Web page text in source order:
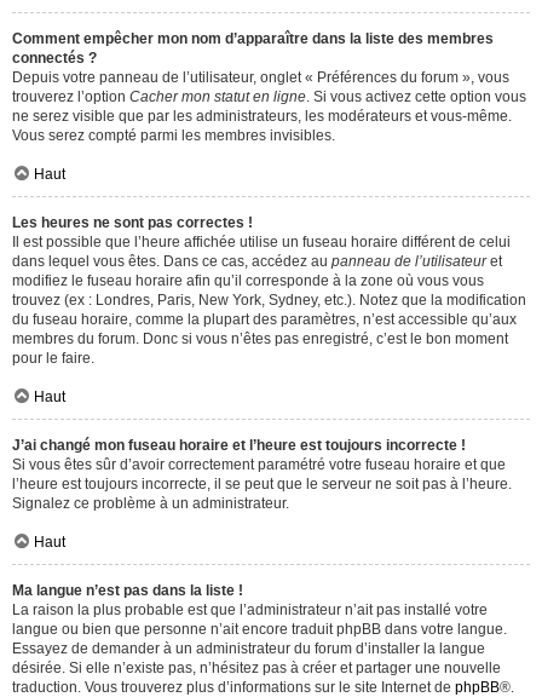
Comment empêcher mon nom d’apparaître dans la liste des membres
connectés ?
Depuis votre panneau de l’utilisateur, onglet « Préférences du forum », vous
trouverez l’option Cacher mon statut en ligne . Si vous activez cette option vous
ne serez visible que par les administrateurs, les modérateurs et vous-même.
Vous serez compté parmi les membres invisibles.
Haut
Les heures ne sont pas correctes !
Il est possible que l’heure affichée utilise un fuseau horaire différent de celui
dans lequel vous êtes. Dans ce cas, accédez au panneau de l’utilisateuret
modifiez le fuseau horaire afin qu’il corresponde à la zone où vous vous
trouvez (ex : Londres, Paris, New York, Sydney, etc.). Notez que la modification
du fuseau horaire, comme la plupart des paramètres, n’est accessible qu’aux
membres du forum. Donc si vous n’êtes pas enregistré, c’est le bon moment
pour le faire.
Haut
J’ai changé mon fuseau horaire et l’heure est toujours incorrecte !
Si vous êtes sûr d’avoir correctement paramétré votre fuseau horaire et que
l’heure est toujours incorrecte, il se peut que le serveur ne soit pas à l’heure.
Signalez ce problème à un administrateur.
Haut
Ma langue n’est pas dans la liste !
La raison la plus probable est que l’administrateur n’ait pas installé votre
langue ou bien que personne n’ait encore traduit phpBB dans votre langue.
Essayez de demander à un administrateur du forum d’installer la langue
désirée. Si elle n’existe pas, n’hésitez pas à créer et partager une nouvelle
traduction. Vous trouverez plus d’informations sur le site Internet de phpBB®.